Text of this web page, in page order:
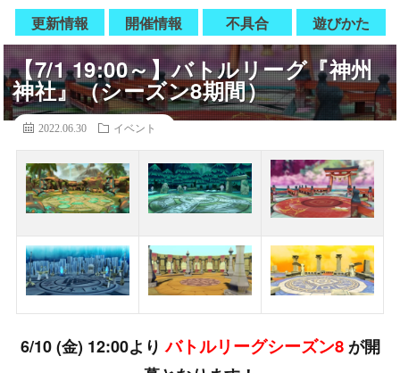
更新情報 開催情報 不具合 遊びかた
【7/1 19:00～】バトルリーグ『神州
神社』（シーズン8期間）
2022.06.30 イベント
6/10 (金) 12:00よりバトルリーグシーズン8 が開